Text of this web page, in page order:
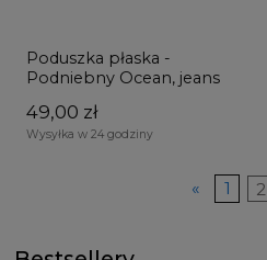
Poduszka płaska -
Podniebny Ocean, jeans
49,00 zł
Wysyłka w 24 godziny
« 1 2